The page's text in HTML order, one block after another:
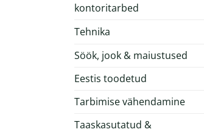
kontoritarbed
Tehnika
Söök, jook & maiustused
Eestis toodetud
Tarbimise vähendamine
Taaskasutatud &